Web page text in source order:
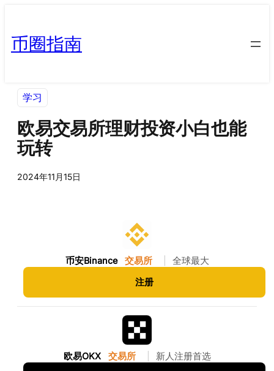
币圈指南
学习
欧易交易所理财投资小白也能
玩转
2024年11月15日
币安Binance 交易所 全球最大
注册
欧易OKX 交易所 新人注册首选